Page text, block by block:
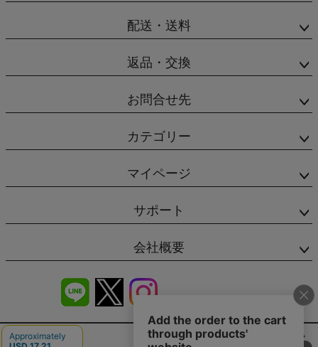
配送・送料
返品・交換
お問合せ先
カテゴリー
マイページ
サポート
会社概要
商品レビュー